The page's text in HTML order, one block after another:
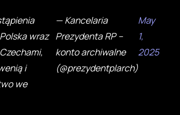
wraz
i
we
— Kancelaria
Prezydenta RP –
konto archiwalne
(@prezydentplarch)
May
1,
2025